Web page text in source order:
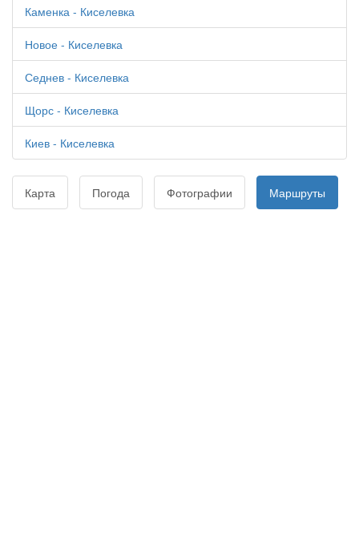
Каменка - Киселевка
Новое - Киселевка
Седнев - Киселевка
Щорс - Киселевка
Киев - Киселевка
Карта Погода Фотографии Маршруты